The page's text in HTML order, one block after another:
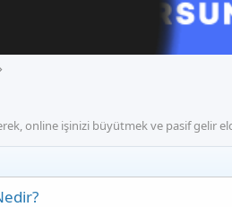
online işinizi büyütmek ve pasif gelir